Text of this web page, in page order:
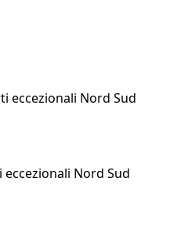
eccezionali Nord Sud